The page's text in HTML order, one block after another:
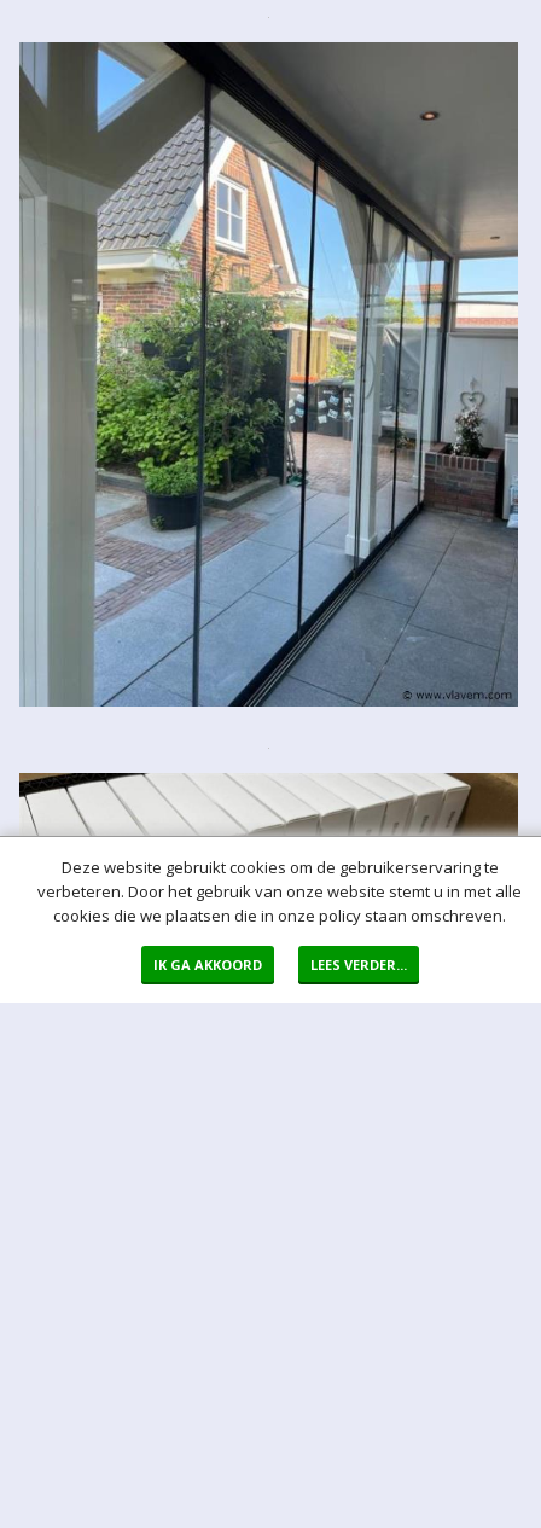
Deze website gebruikt cookies om de gebruikerservaring te
verbeteren. Door het gebruik van onze website stemt u in met alle
cookies die we plaatsen die in onze policy staan omschreven.
IK GA AKKOORD LEES VERDER...